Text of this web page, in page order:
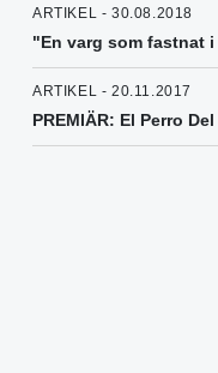
ARTIKEL - 30.08.2018
"En varg som fastnat
ARTIKEL - 20.11.2017
PREMIÄR: El Perro